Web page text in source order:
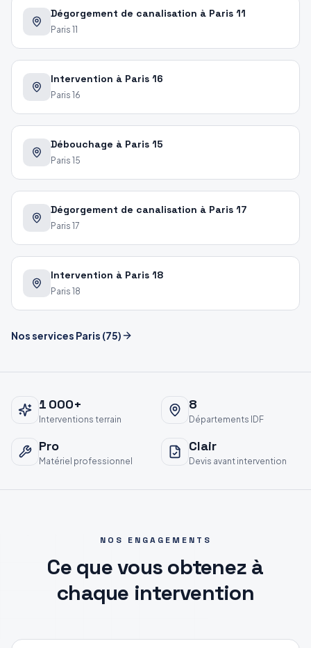
Dégorgement de canalisation à Paris 11
Paris 11
Intervention à Paris 16
Paris 16
Débouchage à Paris 15
Paris 15
Dégorgement de canalisation à Paris 17
Paris 17
Intervention à Paris 18
Paris 18
Nos services Paris (75)
1 000+
Interventions terrain
8
Départements IDF
Pro
Matériel professionnel
Clair
Devis avant intervention
NOS ENGAGEMENTS
Ce que vous obtenez à
chaque intervention